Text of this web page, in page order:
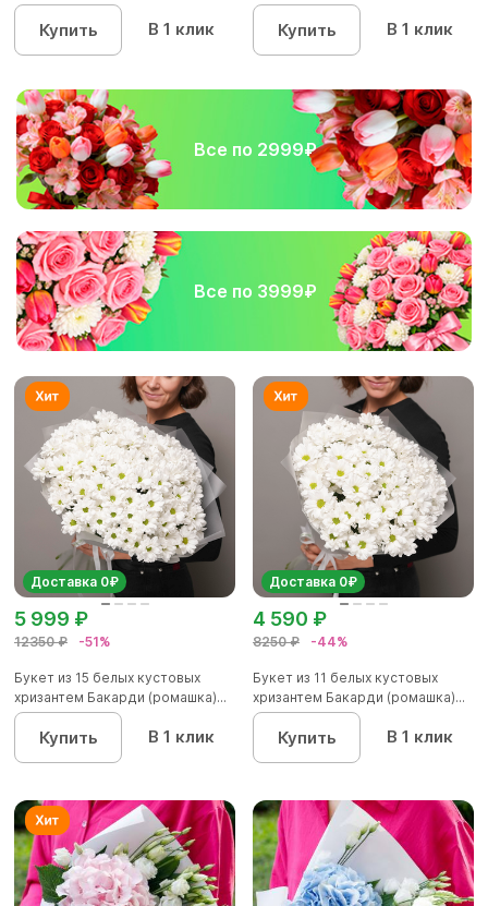
Купить В 1 клик Купить В 1 клик
Все по 2999₽
Все по 3999₽
Доставка 0₽
12350 ₽ -51%
5 999 ₽
Букет из 15 белых кустовых
хризантем Бакарди (ромашка)...
Купить В 1 клик
Доставка 0₽
8250 ₽ -44%
4 590 ₽
Букет из 11 белых кустовых
хризантем Бакарди (ромашка)...
Купить В 1 клик